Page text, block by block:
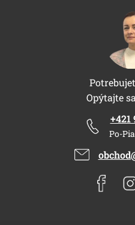
Opýtajte
+421
Po-